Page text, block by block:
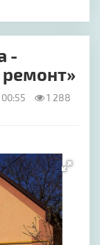
-
ремонт»
1 288